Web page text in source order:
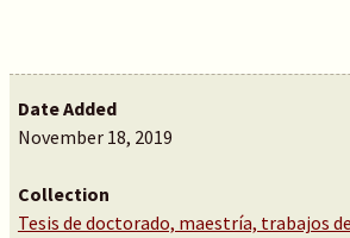
Date Added
November 18, 2019
Collection
Tesis de doctorado, maestría, trabajos